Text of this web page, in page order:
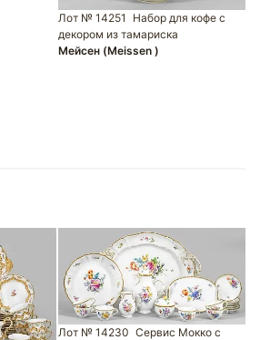
Лот № 14251
Набор для кофе с
декором из тамариска
Мейсен (Meissen )
Лот № 14230 Сервис Мокко с